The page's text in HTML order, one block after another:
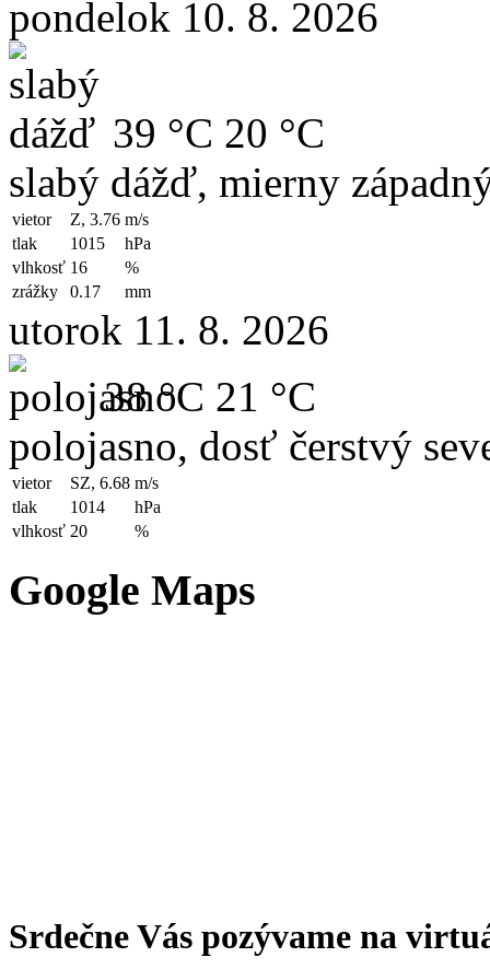
pondelok 10. 8. 2026
39 °C 20 °C
slabý dážď, mierny
vietor Z, 3.76 m/s
tlak
1015
hPa
vlhkosť 16
%
zrážky
0.17 mm
utorok 11. 8. 2026
38 °C 21 °C
polojasno, dosť čerstvý
vietor SZ, 6.68 m/s
tlak
1014
hPa
vlhkosť 20 %
Google Maps
Srdečne Vás pozývame na